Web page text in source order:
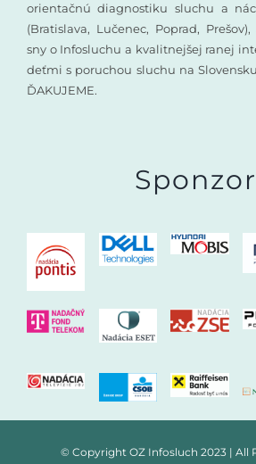
orientačnú diagnostiku sluchu a
(Bratislava, Lučenec, Poprad,
sny o Infosluchu a kvalitnejšej ranej
deťmi s poruchou sluchu na
ĎAKUJEME.
© Copyright OZ Infosluch 2023 | All